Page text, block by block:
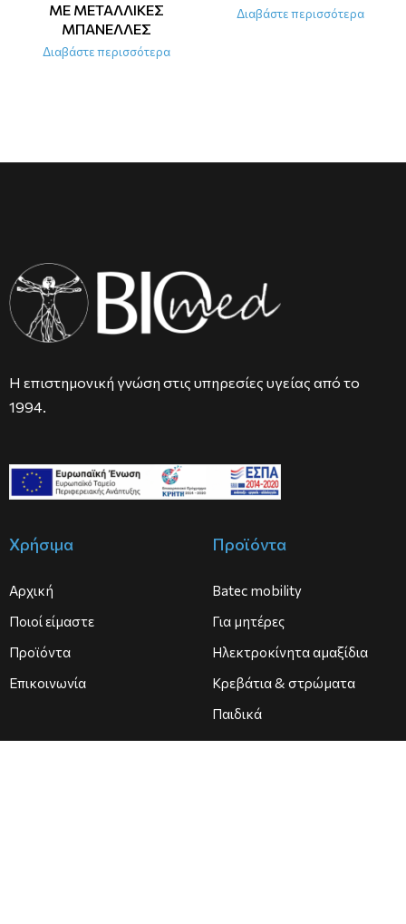
ΜΕ ΜΕΤΑΛΛΙΚΕΣ
ΜΠΑΝΕΛΛΕΣ
Διαβάστε περισσότερα
Διαβάστε περισσότερα
Η επιστημονική γνώση στις υπηρεσίες υγείας από το
1994.
Χρήσιμα
Αρχική
Ποιοί είμαστε
Προϊόντα
Επικοινωνία
Προϊόντα
Batec mobility
Για μητέρες
Ηλεκτροκίνητα αμαξίδια
Κρεβάτια & στρώματα
Παιδικά